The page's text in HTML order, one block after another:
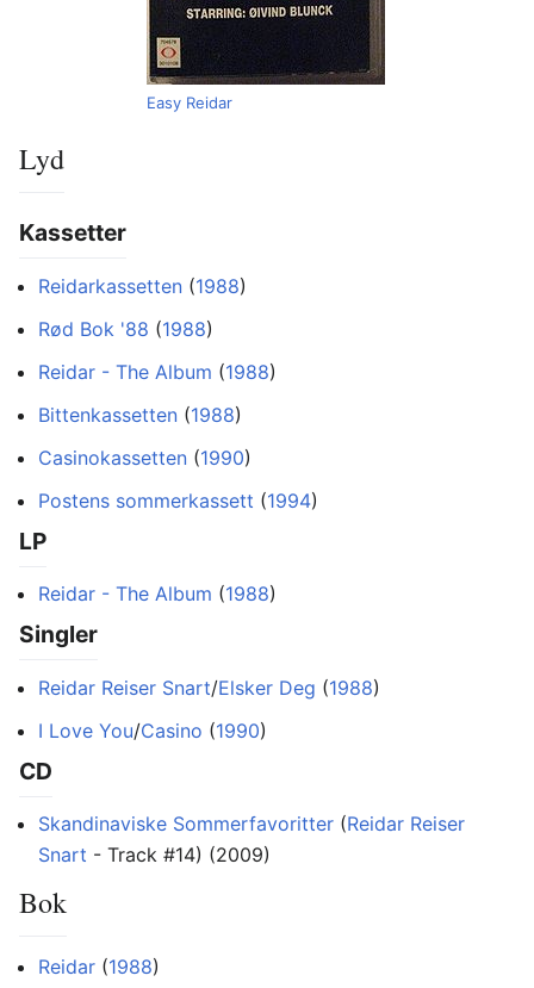
Easy Reidar
Lyd
Kassetter
Reidarkassetten (1988)
Rød Bok '88 (1988)
Reidar - The Album (1988)
Bittenkassetten (1988)
Casinokassetten (1990)
Postens sommerkassett (1994)
LP
Reidar - The Album (1988)
Singler
Reidar Reiser Snart/Elsker Deg (1988)
I Love You/Casino (1990)
CD
Skandinaviske Sommerfavoritter (Reidar Reiser
Snart - Track #14) (2009)
Bok
Reidar (1988)